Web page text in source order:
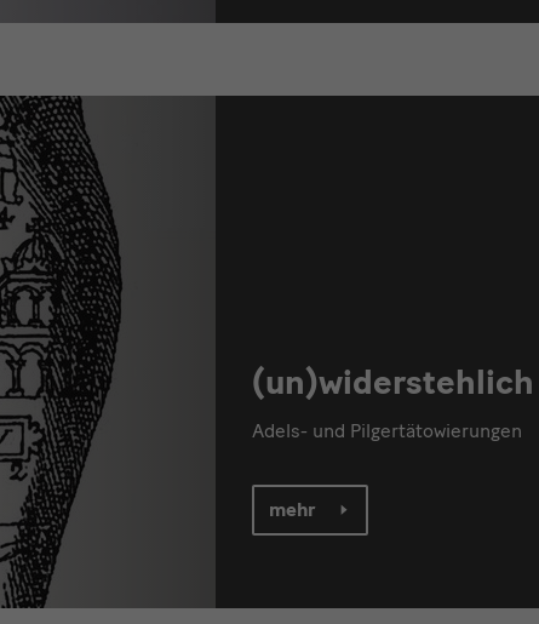
(un)widerstehlich
Adels- und Pilgertätowierungen
mehr